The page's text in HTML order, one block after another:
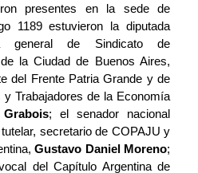
presentes en la sede de
1189 estuvieron la diputada
general de Sindicato de
la Ciudad de Buenos Aires,
del Frente Patria Grande y de
y Trabajadores de la Economía
; el senador nacional
secretario de COPAJU y
Gustavo Daniel Moreno;
del Capítulo Argentina de